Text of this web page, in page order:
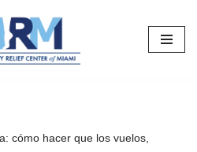
cómo hacer que los vuelos,